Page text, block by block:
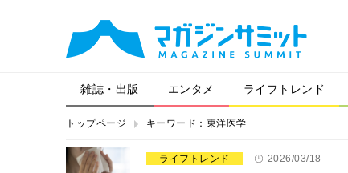
雑誌・出版 エンタメ ライフトレンド
トップページ キーワード：東洋医学
ライフトレンド 2026/03/18